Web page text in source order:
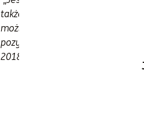
także w sektorze finansowym
możliwych podwyżkach stóp
pozytywne nastawienie do
2018 roku.”